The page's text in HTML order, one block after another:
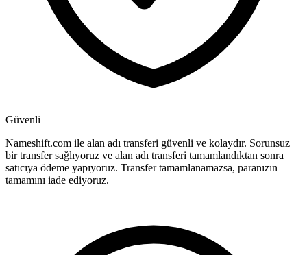
Güvenli
Nameshift.com ile alan adı transferi güvenli ve kolaydır. Sorunsuz
bir transfer sağlıyoruz ve alan adı transferi tamamlandıktan sonra
satıcıya ödeme yapıyoruz. Transfer tamamlanamazsa, paranızın
tamamını iade ediyoruz.